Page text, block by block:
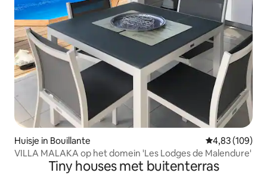
Huisje in Bouillante Gemiddelde
4,83 (109)
VILLA MALAKA op het domein 'Les Lodges de Malendure'
Tiny houses met buitenterras